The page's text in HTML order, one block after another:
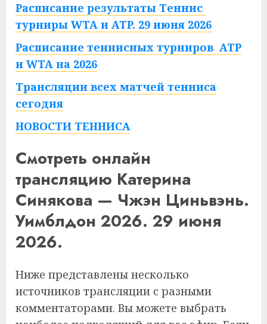
Расписание результаты Теннис
турниры WTA и ATP. 29 июня 2026
Расписание теннисных турниров ATP
и WTA на 2026
Трансляции всех матчей тенниса
сегодня
НОВОСТИ ТЕННИСА
Смотреть онлайн
трансляцию Катерина
Синякова — Чжэн Циньвэнь.
Уимблдон 2026. 29 июня
2026.
Ниже представлены несколько
источников трансляции с разными
комментаторами. Вы можете выбрать